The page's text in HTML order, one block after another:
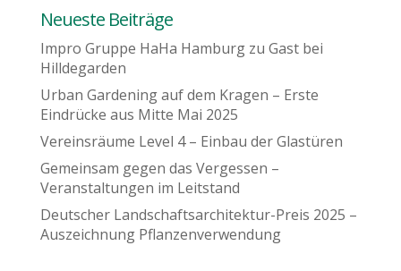
Neueste Beiträge
Impro Gruppe HaHa Hamburg zu Gast bei
Hilldegarden
Urban Gardening auf dem Kragen – Erste
Eindrücke aus Mitte Mai 2025
Vereinsräume Level 4 – Einbau der Glastüren
Gemeinsam gegen das Vergessen –
Veranstaltungen im Leitstand
Deutscher Landschaftsarchitektur-Preis 2025 –
Auszeichnung Pflanzenverwendung